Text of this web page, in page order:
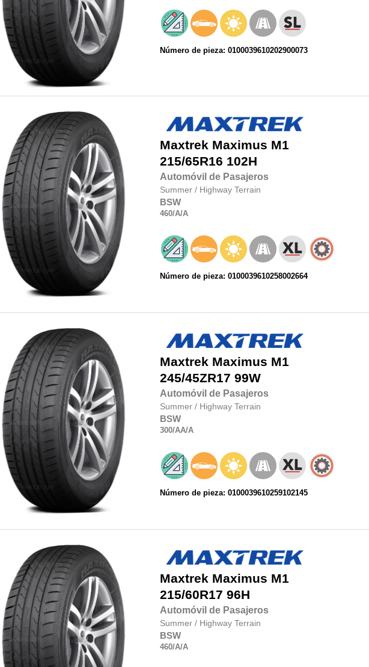
Número de pieza: 0100039610202900073
Maxtrek Maximus M1
215/65R16 102H
Automóvil de Pasajeros
Summer / Highway Terrain
BSW
460/A/A
Número de pieza: 0100039610258002664
Maxtrek Maximus M1
245/45ZR17 99W
Automóvil de Pasajeros
Summer / Highway Terrain
BSW
300/AA/A
Número de pieza: 0100039610259102145
Maxtrek Maximus M1
215/60R17 96H
Automóvil de Pasajeros
Summer / Highway Terrain
BSW
460/A/A